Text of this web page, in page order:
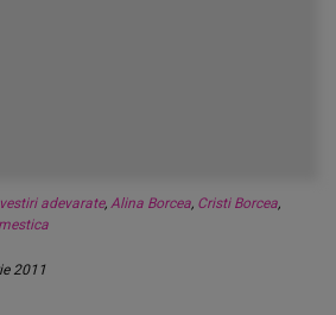
adevarate, Alina Borcea, Cristi Borcea,
2011